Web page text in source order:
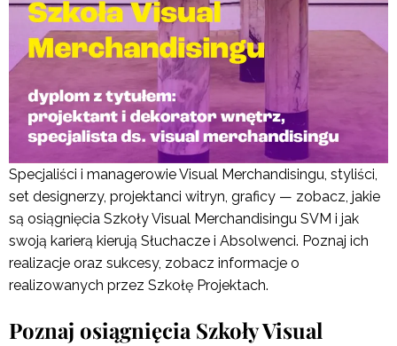
Specjaliści i managerowie Visual Merchandisingu, styliści,
set designerzy, projektanci witryn, graficy — zobacz, jakie
są osiągnięcia Szkoły Visual Merchandisingu SVM i jak
swoją karierą kierują Słuchacze i Absolwenci. Poznaj ich
realizacje oraz sukcesy, zobacz informacje o
realizowanych przez Szkołę Projektach.
Poznaj osiągnięcia Szkoły Visual